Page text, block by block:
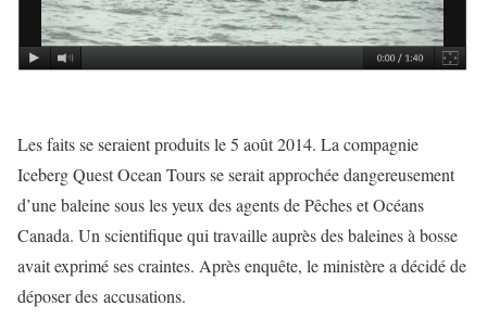
Les faits se seraient produits le 5 août 2014. La compagnie
Iceberg Quest Ocean Tours se serait approchée dangereusement
d’une baleine sous les yeux des agents de Pêches et Océans
Canada. Un scientifique qui travaille auprès des baleines à bosse
avait exprimé ses craintes. Après enquête, le ministère a décidé de
déposer des accusations.